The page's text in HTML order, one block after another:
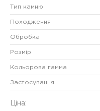
Тип камню
Походження
Обробка
Розмір
Кольорова гамма
Застосування
Ціна: